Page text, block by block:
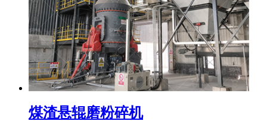
煤渣悬辊磨粉碎机